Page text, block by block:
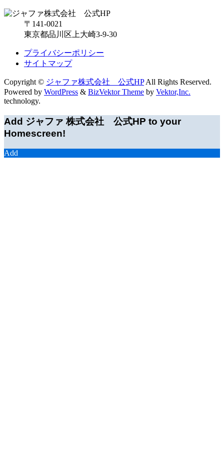
〒141-0021
東京都品川区上大崎3-9-30
プライバシーポリシー
サイトマップ
Copyright © ジャファ株式会社 公式HPAll Rights Reserved.
Powered by WordPress & BizVektor Theme by Vektor,Inc.
technology.
Add ジャファ 株式会社 公式HP to your
Homescreen!
Add